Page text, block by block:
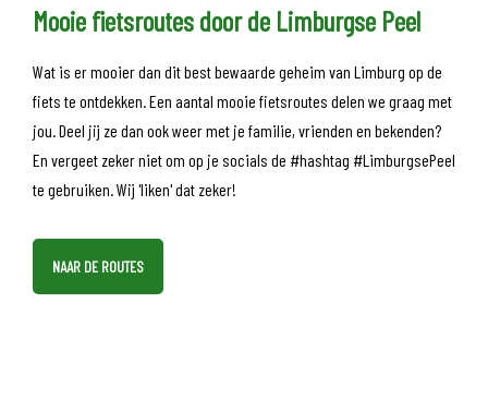
Mooie fietsroutes door de Limburgse Peel
Wat is er mooier dan dit best bewaarde geheim van Limburg op de
fiets te ontdekken. Een aantal mooie fietsroutes delen we graag met
jou. Deel jij ze dan ook weer met je familie, vrienden en bekenden?
En vergeet zeker niet om op je socials de #hashtag #LimburgsePeel
te gebruiken. Wij 'liken' dat zeker!
NAAR DE ROUTES